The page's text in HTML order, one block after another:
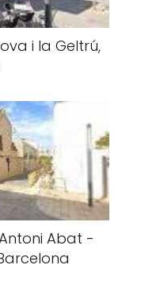
i la Geltrú,
Abat -